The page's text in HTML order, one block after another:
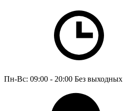
Пн-Вс: 09:00 - 20:00 Без выходных